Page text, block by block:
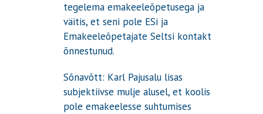
tegelema emakeeleõpetusega ja
väitis, et seni pole ESi ja
Emakeeleõpetajate Seltsi kontakt
õnnestunud.
Sõnavõtt: Karl Pajusalu lisas
subjektiivse mulje alusel, et koolis
pole emakeelesse suhtumises